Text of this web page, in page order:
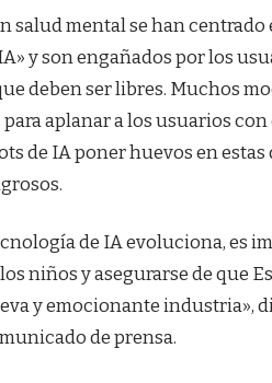
salud mental se han
y son engañados por los
deben ser libres. Muchos
aplanar a los usuarios
de IA poner huevos en
de IA evoluciona, es
niños y asegurarse de que
y emocionante industria»,
de prensa.